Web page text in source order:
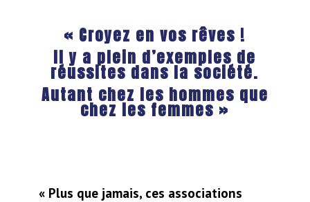
« Croyez en vos rêves !
Il y a plein d’exemples de
réussites dans la société.
Autant chez les hommes que
chez les femmes »
« Plus que jamais, ces associations